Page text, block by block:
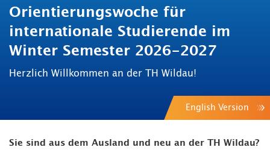
Orientierungswoche für
internationale Studierende im
Winter Semester 2026-2027
Herzlich Willkommen an der TH Wildau!
English Version
Sie sind aus dem Ausland und neu an der TH Wildau?